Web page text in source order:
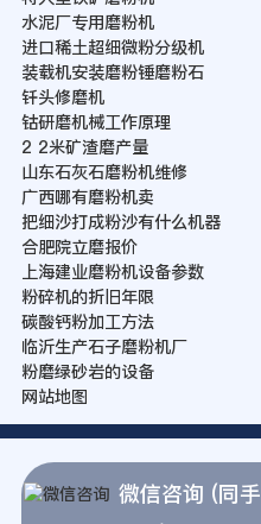
水泥厂专用磨粉机
进口稀土超细微粉分级机
装载机安装磨粉锤磨粉石
钎头修磨机
钴研磨机械工作原理
2 2米矿渣磨产量
山东石灰石磨粉机维修
广西哪有磨粉机卖
把细沙打成粉沙有什么机器
合肥院立磨报价
上海建业磨粉机设备参数
粉碎机的折旧年限
碳酸钙粉加工方法
临沂生产石子磨粉机厂
粉磨绿砂岩的设备
网站地图
微信咨询 (同手